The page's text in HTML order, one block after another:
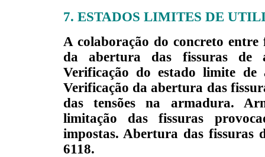
7. ESTADOS LIMITES DE
A colaboração do concreto entre
da abertura das fissuras de
Verificação do estado limite de
Verificação da abertura das
das tensões na armadura.
limitação das fissuras
impostas. Abertura das fissuras
6118.